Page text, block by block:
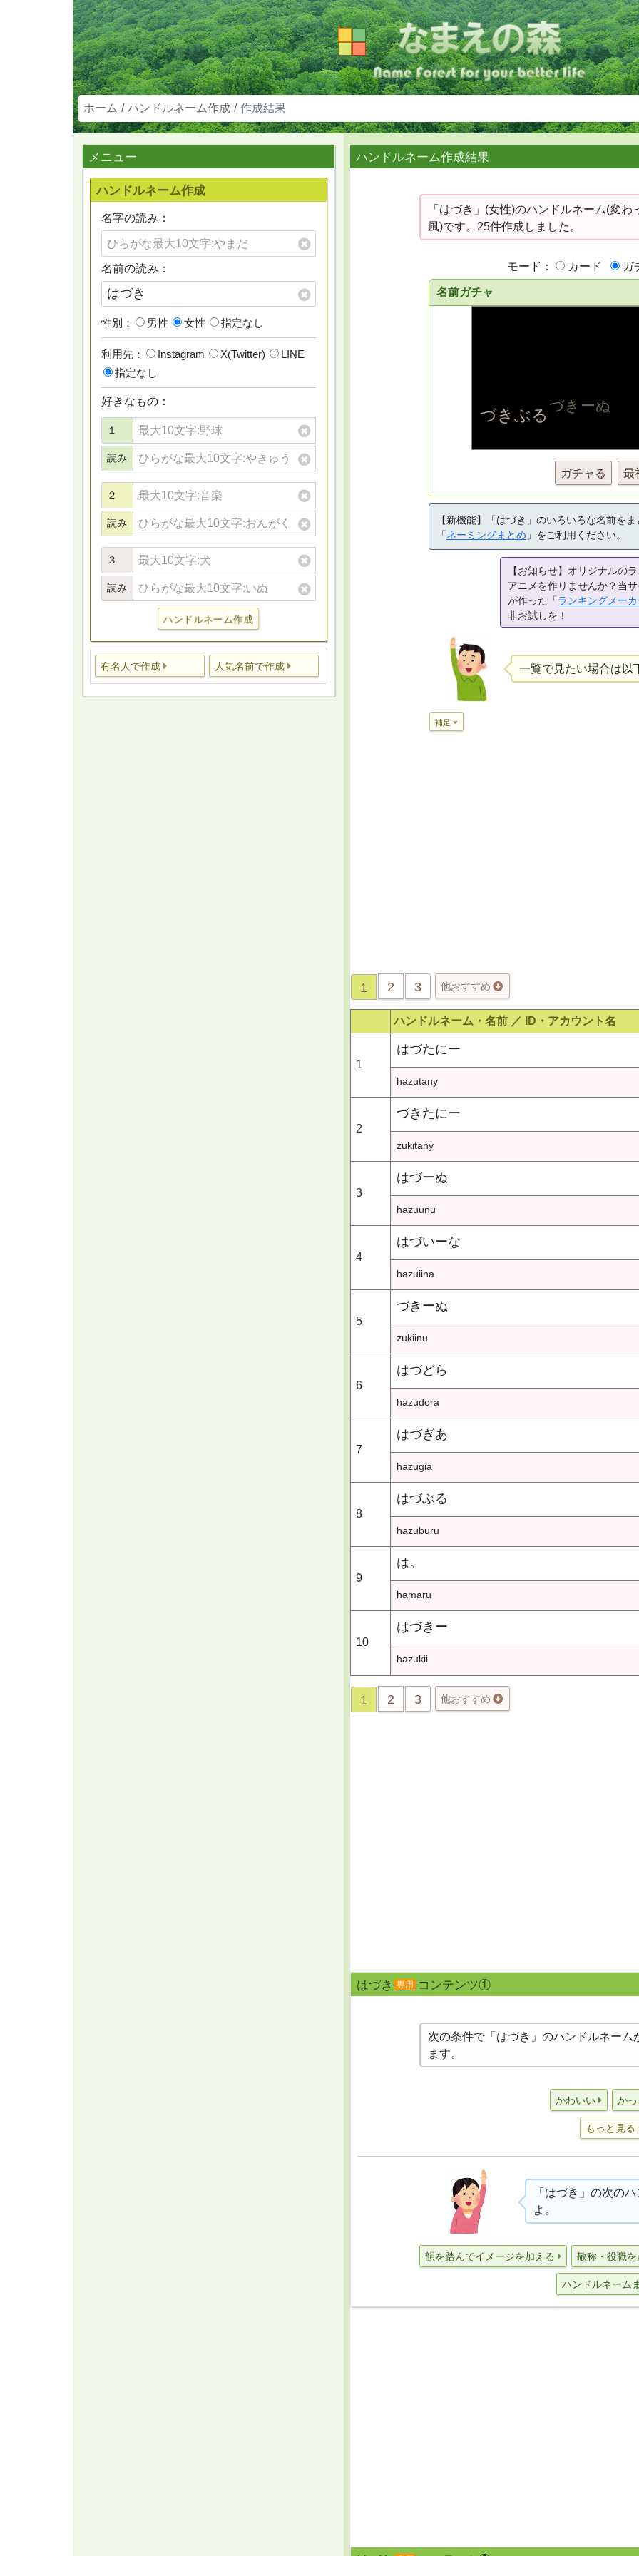
ホーム ハンドルネーム作成 作成結果
メニュー
ハンドルネーム作成
名字の読み：
名前の読み：
性別： 男性 女性 指定なし
利用先： Instagram X(Twitter)
LINE
指定なし
好きなもの：
１
読み
２
読み
３
読み
ハンドルネーム作成
有名人で作成 人気名前で作成
ハンドルネーム作成結果
「はづき」(女性)のハンドルネーム(変わ
風)です。25件作成しました。
モード： カード ガ
名前ガチャ
ガチャる 最
【新機能】「はづき」のいろいろな名前を
「ネーミングまとめ 」をご利用ください。
【お知らせ】オリジナルの
アニメを作りませんか？当
が作った「ランキングメー
非お試しを！
一覧で見たい場合は以
補足
1 2 3 他おすすめ
ハンドルネーム・名前 ／ ID・アカウント名
1
はづたにー
hazutany
2
づきたにー
zukitany
3
はづーぬ
hazuunu
4
はづいーな
hazuiina
5
づきーぬ
zukiinu
6
はづどら
hazudora
7
はづぎあ
hazugia
8
はづぶる
hazuburu
9
は。
hamaru
10
はづきー
hazukii
1 2 3 他おすすめ
はづき 専用 コンテンツ①
次の条件で「はづき」のハンドルネーム
ます。
かわいい か
もっと見る
「はづき」の次の
よ。
韻を踏んでイメージを加える 敬称・役職を
ハンドルネーム